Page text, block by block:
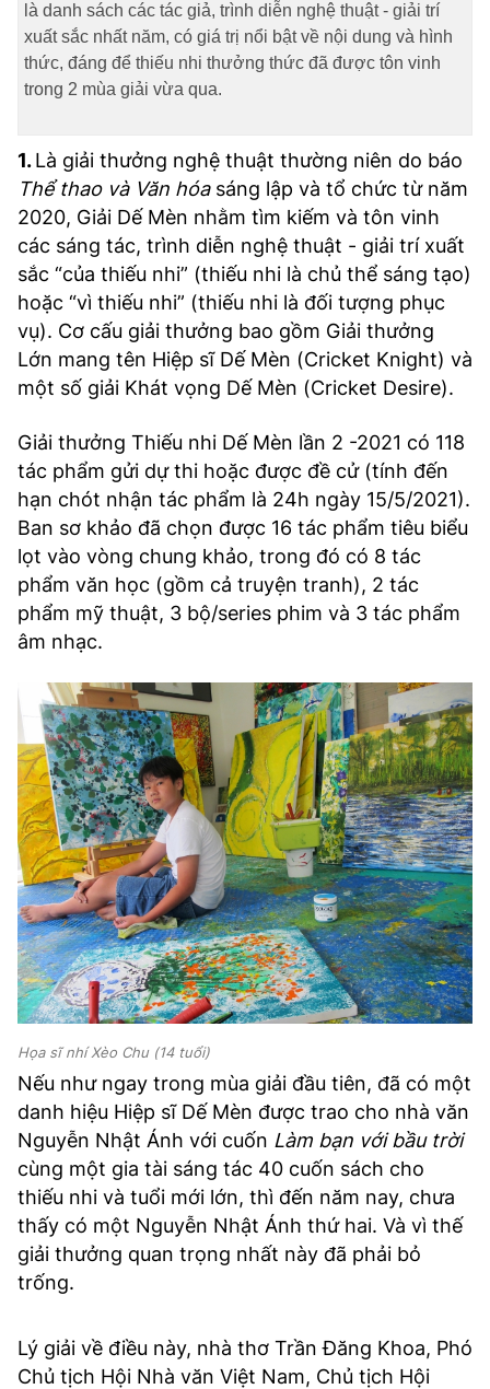
Hotline: 0981.119.189
Điện thoại: 024.38254756
là danh sách các tác giả, trình diễn nghệ thuật - giải trí
xuất sắc nhất năm, có giá trị nổi bật về nội dung và hình
thức, đáng để thiếu nhi thưởng thức đã được tôn vinh
trong 2 mùa giải vừa qua.
1.Là giải thưởng nghệ thuật thường niên do báo
Thể thao và Văn hóa sáng lập và tổ chức từ năm
2020, Giải Dế Mèn nhằm tìm kiếm và tôn vinh
các sáng tác, trình diễn nghệ thuật - giải trí xuất
sắc “của thiếu nhi” (thiếu nhi là chủ thể sáng tạo)
hoặc “vì thiếu nhi” (thiếu nhi là đối tượng phục
vụ). Cơ cấu giải thưởng bao gồm Giải thưởng
Lớn mang tên Hiệp sĩ Dế Mèn (Cricket Knight) và
một số giải Khát vọng Dế Mèn (Cricket Desire).
Giải thưởng Thiếu nhi Dế Mèn lần 2 -2021 có 118
tác phẩm gửi dự thi hoặc được đề cử (tính đến
hạn chót nhận tác phẩm là 24h ngày 15/5/2021).
Ban sơ khảo đã chọn được 16 tác phẩm tiêu biểu
lọt vào vòng chung khảo, trong đó có 8 tác
phẩm văn học (gồm cả truyện tranh), 2 tác
phẩm mỹ thuật, 3 bộ/series phim và 3 tác phẩm
âm nhạc.
Họa sĩ nhí Xèo Chu (14 tuổi)
Nếu như ngay trong mùa giải đầu tiên, đã có một
danh hiệu Hiệp sĩ Dế Mèn được trao cho nhà văn
Nguyễn Nhật Ánh với cuốn Làm bạn với bầu trời
cùng một gia tài sáng tác 40 cuốn sách cho
thiếu nhi và tuổi mới lớn, thì đến năm nay, chưa
thấy có một Nguyễn Nhật Ánh thứ hai. Và vì thế
giải thưởng quan trọng nhất này đã phải bỏ
trống.
Lý giải về điều này, nhà thơ Trần Đăng Khoa, Phó
Chủ tịch Hội Nhà văn Việt Nam, Chủ tịch Hội